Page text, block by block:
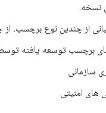
نسخه.
از چندین نوع برچسب،
برچسب توسعه یافته
سازمانی
های امنیتی